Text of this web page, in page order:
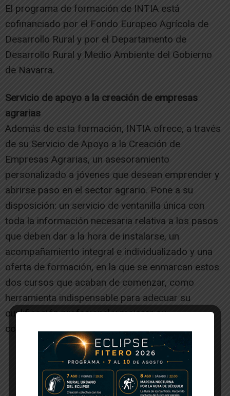
El programa de formación de INTIA está
cofinanciado por el Fondo Europeo Agrícola de
Desarrollo Rural y por el Departamento de
Desarrollo Rural y Medio Ambiente del Gobierno
de Navarra.
Servicio de apoyo a la creación de empresas
agrarias
Además de esta formación, INTIA ofrece, a través
de su Servicio de Apoyo a la Creación de
Empresas Agrarias, un asesoramiento
personalizado a jóvenes que desean emprender y
abrirse paso en el sector agrario. Pone a su
disposición: un servicio de ventanilla única con
toda la información necesaria relativa a los pasos
que deben dar a la hora de instalarse, un
acompañamiento integral e individualizado y una
oferta de formación, en la que se enmarcan estos
dos cursos que acaban de comenzar, como
herramienta indispensable para adecuar su
cualificación profesional y mejorar su
competitividad.[/ihc-hide-content]
-- Publicidad --